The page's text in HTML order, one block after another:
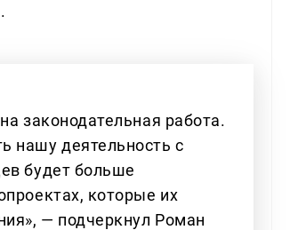
законодательная работа.
нашу деятельность с
будет больше
которые их
— подчеркнул Роман